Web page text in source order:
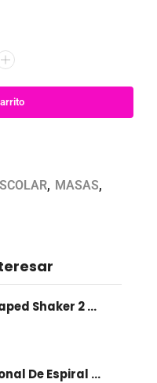
, MASAS,
Sacapuntas Maped Shaker 2 Orificios - Bote Con 12
Libreta Profesional De Espiral Norma Color 100 H C-7